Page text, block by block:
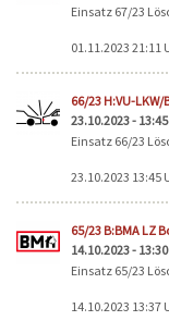
Einsatz 67/23
01.11.2023 21:11
66/23 H:VU-LKW/
23.10.2023 - 13:45
Einsatz 66/23
23.10.2023 13:45
65/23 B:BMA LZ
14.10.2023 - 13:30
Einsatz 65/23
14.10.2023 13:37